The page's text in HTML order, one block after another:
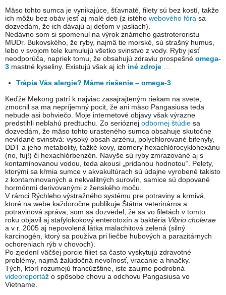
Mäso tohto sumca je vynikajúce, šťavnaté, filety sú bez kostí, takže
ich môžu bez obáv jesť aj malé deti (z istého webového fóra sa
dozvedám, že ich dávajú aj deťom v jasliach).
Nedávno som si spomenul na výrok známeho gastroteroristu
MUDr. Bukovského, že ryby, najmä tie morské, sú strašný humus,
lebo v svojom tele kumulujú všetko svinstvo z vody. Ryby jesť
neodporúča, napriek tomu, že obsahujú zdraviu prospešné omega-
3 mastné kyseliny. Existujú však aj ich iné zdroje
Trápia Vás alergie? Máme riešenie – omega-3
Keďže Mekong patrí k najviac zasajrajteným riekam na svete,
zmocnil sa ma nepríjemný pocit, že ani mäso Pangasiusa teda
nebude asi bohviečo. Moje internetové objavy však výrazne
predstihli neblahú predtuchu. Zo serióznej odbornej štúdie sa
dozvedám, že mäso tohto urasteného sumca obsahuje skutočne
nevídané svinstvá: vysoký obsah arzénu, polychlorované bifenyly,
DDT a jeho metabolity, ťažké kovy, izomery hexachlórocyklohexánu
(no, fuj!) či hexachlórbenzén. Navyše sú ryby zmrazované aj s
kontaminovanou vodou, teda akousi „pridanou hodnotou“. Pelety,
ktorými sa kŕmia sumce v akvakultúrach sú údajne vyrobené takisto
z kontaminovaných a nekvalitných surovín, samice sú dopované
hormónmi derivovanými z ženského moču.
V rámci Rýchleho výstražného systému pre potraviny a krmivá,
ktoré na webe každoročne publikuje Štátna veterinárna a
potravinová správa, som sa dozvedel, že sa vo filetách v tomto
roku objavil aj stafylokokový enterotoxín a baktéria Vibrio cholerae
a v r. 2005 aj nepovolená látka malachitová zelená (silný
karcinogén, ktorý sa používa pri liečbe hubových a parazitárnych
ochoreniach rýb v chovoch).
Po zjedení väčšej porcie filiet sa často vyskytujú zdravotné
problémy, najmä žalúdočná nevoľnosť, vracanie a hnačky.
Tých, ktorí rozumejú francúzštine, iste zaujme podrobná
videoreportáž o spôsobe chovu a odchovu Pangasiusa vo
Vietname.